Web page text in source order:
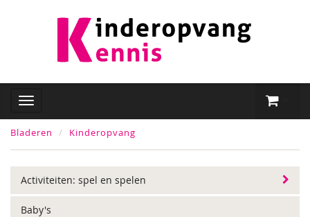
Bladeren Kinderopvang
Activiteiten: spel en spelen
Baby's